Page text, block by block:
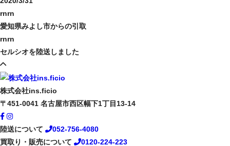
rnrn
愛知県みよし市からの引取
rnrn
セルシオを陸送しました
株式会社ins.ficio
〒451-0041 名古屋市西区幅下1丁目13-14
陸送について
052-756-4080
買取り・販売について
0120-224-223